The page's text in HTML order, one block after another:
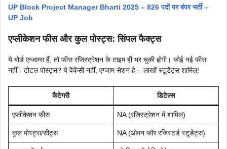
UP Block Project Manager Bharti 2025 – 826 पदों पर बंपर भर्ती –
UP Job
एप्लीकेशन फीस और कुल पोस्ट्स: सिंपल फैक्ट्स
ये बोर्ड एग्जाम्स हैं, तो फीस रजिस्ट्रेशन के टाइम ही भर चुकी होगी। कोई नई फीस
नहीं। टोटल पोस्ट्स? ये वैकेंसी नहीं, एग्जाम सेशन है – लाखों स्टूडेंट्स शामिल!
कैटेगरी डिटेल्स
एप्लीकेशन फीस NA (रजिस्ट्रेशन में शामिल)
कुल पोस्ट्स/सीट्स NA (ओपन फॉर रजिस्टर्ड स्टूडेंट्स)